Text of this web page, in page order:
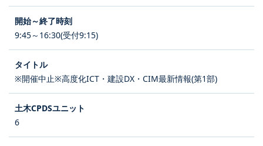
9:45～16:30(受付9:15)
※開催中止※高度化ICT・建設DX・CIM最新情報(第1部)
6